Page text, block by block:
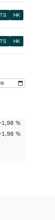
TS HK
TS HK
%
%